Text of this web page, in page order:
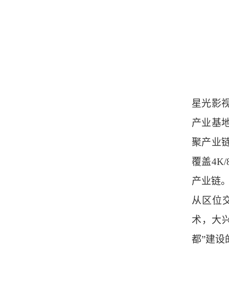
星光影
产业基
聚产业
覆盖
产业链
从区位
术，大
都”建设